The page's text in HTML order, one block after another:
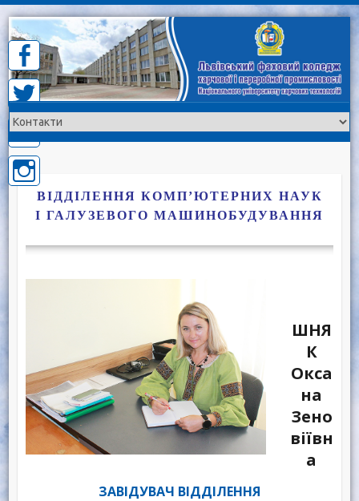
Skip
content
ВІДДІЛЕННЯ КОМП’ЮТЕРНИХ НАУК
І ГАЛУЗЕВОГО МАШИНОБУДУВАННЯ
ШНЯ
К
Окса
на
Зено
віївн
а
ЗАВІДУВАЧ ВІДДІЛЕННЯ